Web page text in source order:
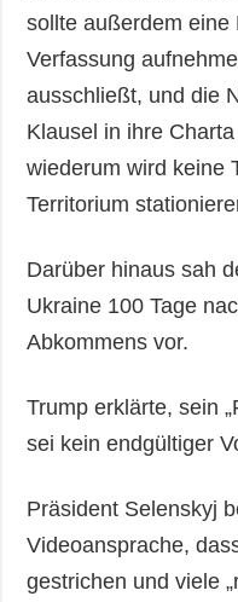
sollte außerdem eine
Verfassung
ausschließt, und die
Klausel in ihre
wiederum wird keine
Territorium
Darüber hinaus sah
Ukraine 100 Tage
Abkommens vor.
Trump erklärte, sein
sei kein endgültiger
Präsident Selenskyj
Videoansprache,
gestrichen und viele